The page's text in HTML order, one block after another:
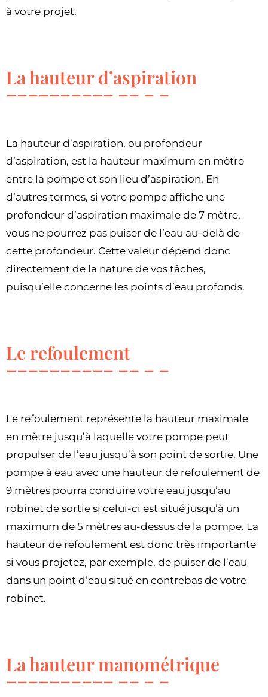
à votre projet.
La hauteur d’aspiration
La hauteur d’aspiration, ou profondeur
d’aspiration, est la hauteur maximum en mètre
entre la pompe et son lieu d’aspiration. En
d’autres termes, si votre pompe affiche une
profondeur d’aspiration maximale de 7 mètre,
vous ne pourrez pas puiser de l’eau au-delà de
cette profondeur. Cette valeur dépend donc
directement de la nature de vos tâches,
puisqu’elle concerne les points d’eau profonds.
Le refoulement
Le refoulement représente la hauteur maximale
en mètre jusqu’à laquelle votre pompe peut
propulser de l’eau jusqu’à son point de sortie. Une
pompe à eau avec une hauteur de refoulement de
9 mètres pourra conduire votre eau jusqu’au
robinet de sortie si celui-ci est situé jusqu’à un
maximum de 5 mètres au-dessus de la pompe. La
hauteur de refoulement est donc très importante
si vous projetez, par exemple, de puiser de l’eau
dans un point d’eau situé en contrebas de votre
robinet.
La hauteur manométrique